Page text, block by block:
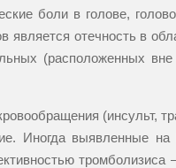
боли в голове,
отечность в
(расположенных
(инсульт,
Иногда выявленные на